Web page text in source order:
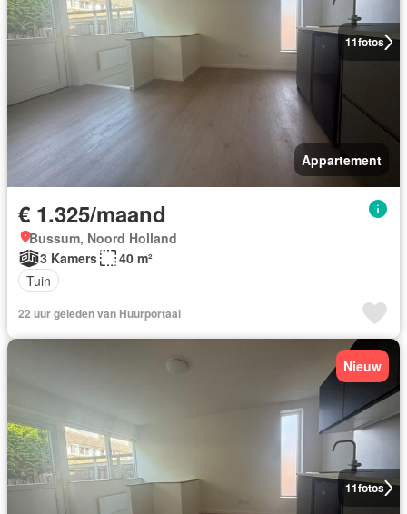
11fotos
Appartement
€ 1.325/maand
Bussum, Noord Holland
3 Kamers
40 m²
Tuin
22 uur geleden van Huurportaal
11fotos
Nieuw